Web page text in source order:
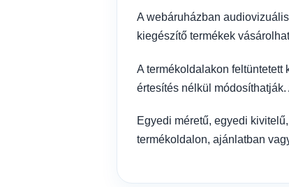
A webáruházban
kiegészítő termékek
A termékoldalakon feltüntetett
értesítés nélkül
Egyedi méretű, egyedi
termékoldalon, ajánlatban